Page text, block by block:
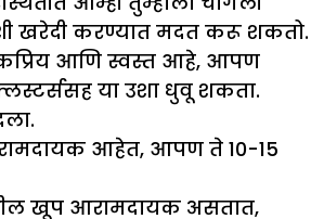
खरेदी करण्यात मदत करू शकतो.
आणि स्वस्त आहे, आपण
या उशा धुवू शकता.
आहेत, आपण ते 10-15
खूप आरामदायक असतात,